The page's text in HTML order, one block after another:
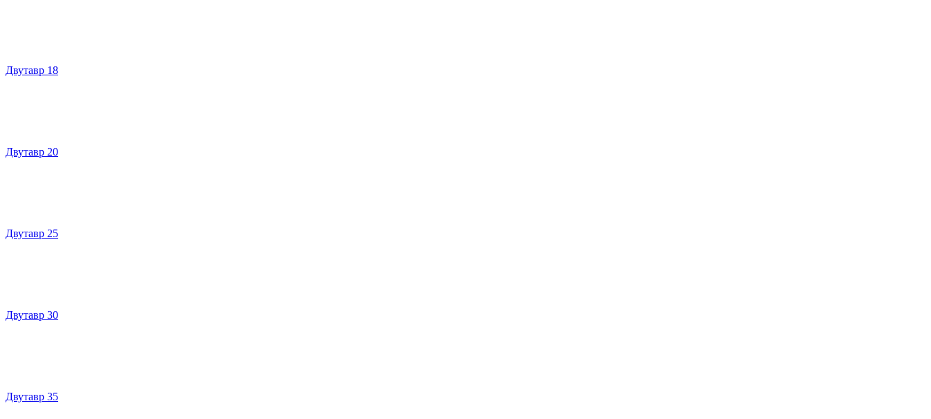
Двутавр 18
Двутавр 20
Двутавр 25
Двутавр 30
Двутавр 35